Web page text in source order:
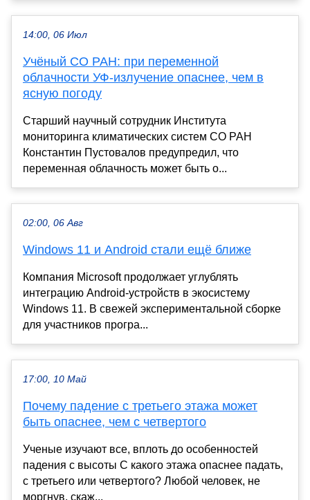
14:00, 06 Июл
Учёный СО РАН: при переменной
облачности УФ-излучение опаснее, чем в
ясную погоду
Старший научный сотрудник Института
мониторинга климатических систем СО РАН
Константин Пустовалов предупредил, что
переменная облачность может быть о...
02:00, 06 Авг
Windows 11 и Android стали ещё ближе
Компания Microsoft продолжает углублять
интеграцию Android-устройств в экосистему
Windows 11. В свежей экспериментальной сборке
для участников програ...
17:00, 10 Май
Почему падение с третьего этажа может
быть опаснее, чем с четвертого
Ученые изучают все, вплоть до особенностей
падения с высоты С какого этажа опаснее падать,
с третьего или четвертого? Любой человек, не
моргнув, скаж...